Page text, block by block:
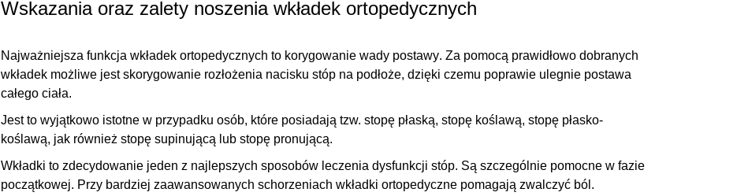
Wskazania oraz zalety noszenia wkładek ortopedycznych
Najważniejsza funkcja wkładek ortopedycznych to korygowanie wady postawy. Za pomocą prawidłowo dobranych
wkładek możliwe jest skorygowanie rozłożenia nacisku stóp na podłoże, dzięki czemu poprawie ulegnie postawa
całego ciała.
Jest to wyjątkowo istotne w przypadku osób, które posiadają tzw. stopę płaską, stopę koślawą, stopę płasko-
koślawą, jak również stopę supinującą lub stopę pronującą.
Wkładki to zdecydowanie jeden z najlepszych sposobów leczenia dysfunkcji stóp. Są szczególnie pomocne w fazie
początkowej. Przy bardziej zaawansowanych schorzeniach wkładki ortopedyczne pomagają zwalczyć ból.